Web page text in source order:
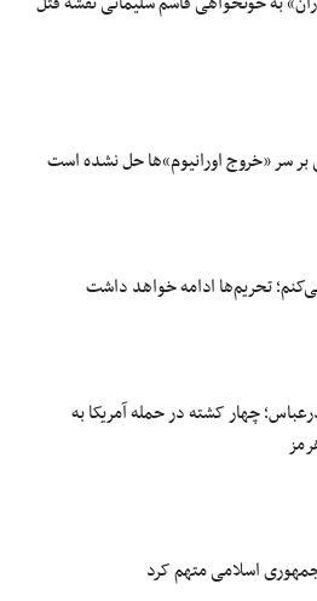
بر سر «خروج اورانیوم‌»ها حل نشده است
تحریم‌ها ادامه خواهد داشت
چهار کشته در حمله آمریکا به
اسلامی متهم کرد